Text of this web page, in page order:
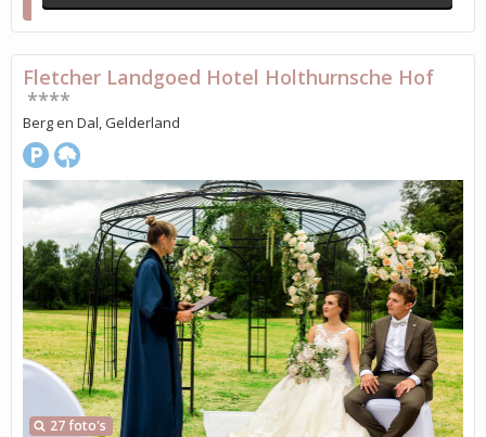
27 foto's
Fletcher Landgoed Hotel Holthurnsche Hof
****
Berg en Dal, Gelderland